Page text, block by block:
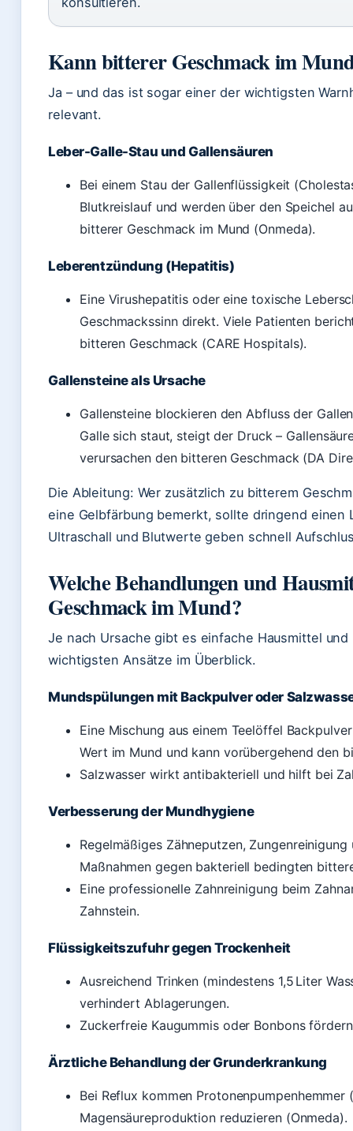
Kann bitterer Geschmack im
Ja – und das ist sogar einer der wichtigsten
relevant.
Leber-Galle-Stau und Gallensäuren
Bei einem Stau der Gallenflüssigkeit
Blutkreislauf und werden über den Speichel
bitterer Geschmack im Mund (Onmeda).
Leberentzündung (Hepatitis)
Eine Virushepatitis oder eine toxische
Geschmackssinn direkt. Viele Patienten
bitteren Geschmack (CARE Hospitals).
Gallensteine als Ursache
Gallensteine blockieren den Abfluss der
Galle sich staut, steigt der Druck –
verursachen den bitteren Geschmack (DA
Die Ableitung: Wer zusätzlich zu bitterem
eine Gelbfärbung bemerkt, sollte dringend einen
Ultraschall und Blutwerte geben schnell
Welche Behandlungen und
Geschmack im Mund?
Je nach Ursache gibt es einfache Hausmittel
wichtigsten Ansätze im Überblick.
Mundspülungen mit Backpulver oder
Eine Mischung aus einem Teelöffel
Wert im Mund und kann vorübergehend den
Salzwasser wirkt antibakteriell und hilft bei
Verbesserung der Mundhygiene
Regelmäßiges Zähneputzen,
Maßnahmen gegen bakteriell bedingten
Eine professionelle Zahnreinigung beim
Zahnstein.
Flüssigkeitszufuhr gegen Trockenheit
Ausreichend Trinken (mindestens 1,5 Liter
verhindert Ablagerungen.
Zuckerfreie Kaugummis oder Bonbons
Ärztliche Behandlung der Grunderkrankung
Bei Reflux kommen
Magensäureproduktion reduzieren (Onmeda).